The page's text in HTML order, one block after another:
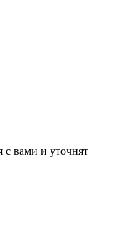
с вами и уточнят